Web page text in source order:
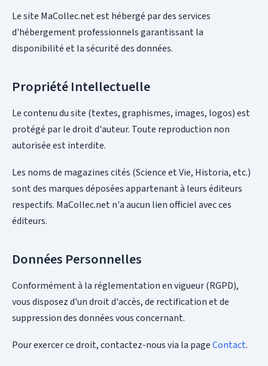
Le site MaCollec.net est hébergé par des services
d'hébergement professionnels garantissant la
disponibilité et la sécurité des données.
Propriété Intellectuelle
Le contenu du site (textes, graphismes, images, logos) est
protégé par le droit d'auteur. Toute reproduction non
autorisée est interdite.
Les noms de magazines cités (Science et Vie, Historia, etc.)
sont des marques déposées appartenant à leurs éditeurs
respectifs. MaCollec.net n'a aucun lien officiel avec ces
éditeurs.
Données Personnelles
Conformément à la réglementation en vigueur (RGPD),
vous disposez d'un droit d'accès, de rectification et de
suppression des données vous concernant.
Pour exercer ce droit, contactez-nous via la pageContact.